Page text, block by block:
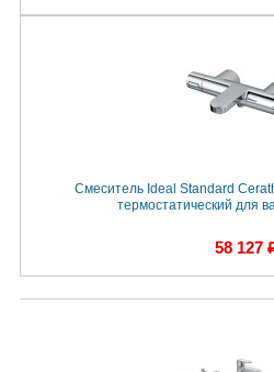
Смеситель Ideal Standard
термостатический для
58 127